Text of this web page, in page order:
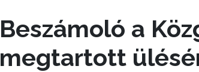
Beszámoló a
megtartott